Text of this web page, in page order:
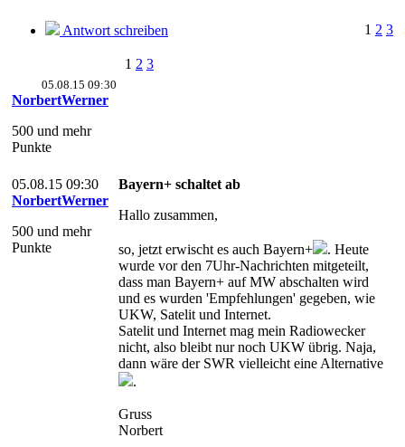
Antwort schreiben 1 2 3
1 2 3
05.08.15 09:30
NorbertWerner
500 und mehr
Punkte
05.08.15 09:30
NorbertWerner
500 und mehr
Punkte
Bayern+ schaltet ab
Hallo zusammen,
so, jetzt erwischt es auch Bayern+
. Heute
wurde vor den 7Uhr-Nachrichten mitgeteilt,
dass man Bayern+ auf MW abschalten wird
und es wurden 'Empfehlungen' gegeben, wie
UKW, Satelit und Internet.
Satelit und Internet mag mein Radiowecker
nicht, also bleibt nur noch UKW übrig. Naja,
dann wäre der SWR vielleicht eine Alternative
.
Gruss
Norbert